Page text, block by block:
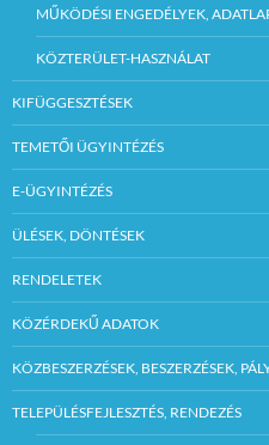
MŰKÖDÉSI ENGEDÉLYEK,
KÖZTERÜLET-HASZNÁLAT
KIFÜGGESZTÉSEK
TEMETŐI ÜGYINTÉZÉS
E-ÜGYINTÉZÉS
ÜLÉSEK, DÖNTÉSEK
RENDELETEK
KÖZÉRDEKŰ ADATOK
KÖZBESZERZÉSEK, BESZERZÉSEK,
TELEPÜLÉSFEJLESZTÉS, RENDEZÉS